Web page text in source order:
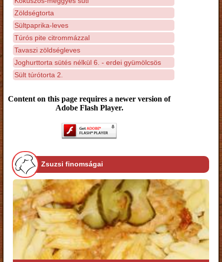
Zöldségtorta
Sültpaprika-leves
Túrós pite citrommázzal
Tavaszi zöldségleves
Joghurttorta sütés nélkül 6. - erdei gyümölcsös
Sült túrótorta 2.
Content on this page requires a newer version of
Adobe Flash Player.
Zsuzsi finomságai